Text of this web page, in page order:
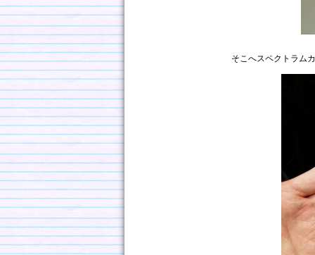
そこへスペクトラム